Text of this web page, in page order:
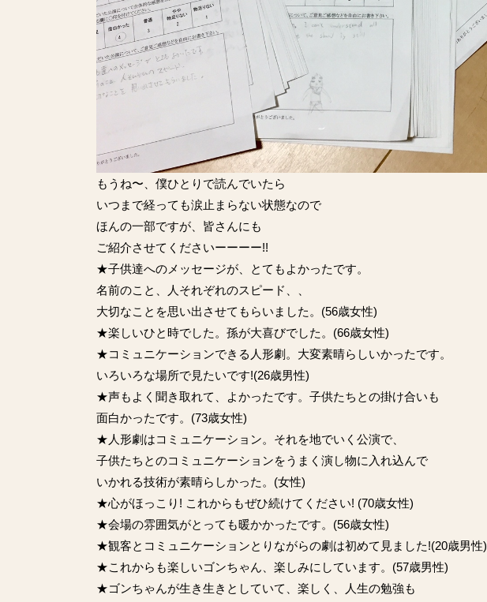
もうね〜、僕ひとりで読んでいたら
いつまで経っても涙止まらない状態なので
ほんの一部ですが、皆さんにも
ご紹介させてくださいーーーー!!
★子供達へのメッセージが、とてもよかったです。
名前のこと、人それぞれのスピード、、
大切なことを思い出させてもらいました。(56歳女性)
★楽しいひと時でした。孫が大喜びでした。(66歳女性)
★コミュニケーションできる人形劇。大変素晴らしいかったです。
いろいろな場所で見たいです!(26歳男性)
★声もよく聞き取れて、よかったです。子供たちとの掛け合いも
面白かったです。(73歳女性)
★人形劇はコミュニケーション。それを地でいく公演で、
子供たちとのコミュニケーションをうまく演し物に入れ込んで
いかれる技術が素晴らしかった。(女性)
★心がほっこり! これからもぜひ続けてください! (70歳女性)
★会場の雰囲気がとっても暖かかったです。(56歳女性)
★観客とコミュニケーションとりながらの劇は初めて見ました!(20歳男性)
★これからも楽しいゴンちゃん、楽しみにしています。(57歳男性)
★ゴンちゃんが生き生きとしていて、楽しく、人生の勉強も